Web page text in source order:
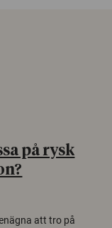
på rysk
att tro på